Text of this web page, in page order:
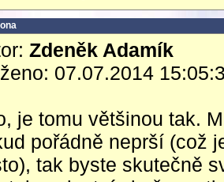
Zdeněk Adamík
07.07.2014
je tomu většinou tak.
pořádně neprší (což
tak byste skutečně